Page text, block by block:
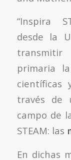
“Inspira
desde la
transmitir
primaria
través de
campo de
STEAM: las
En dichas